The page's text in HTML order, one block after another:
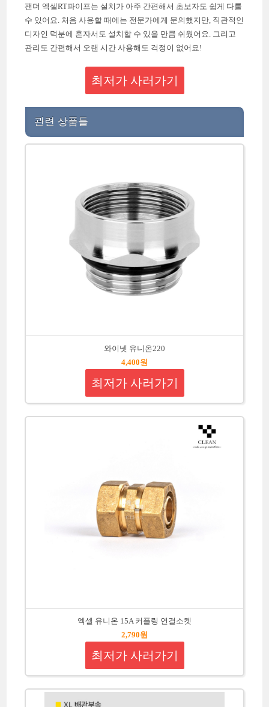
팬더 엑셀RT파이프는 설치가 아주 간편해서 초보자도 쉽게 다룰
수 있어요. 처음 사용할 때에는 전문가에게 문의했지만, 직관적인
디자인 덕분에 혼자서도 설치할 수 있을 만큼 쉬웠어요. 그리고
관리도 간편해서 오랜 시간 사용해도 걱정이 없어요!
최저가 사러가기
관련 상품들
와이넷 유니온220
4,400원
최저가 사러가기
엑셀 유니온 15A 커플링 연결소켓
2,790원
최저가 사러가기